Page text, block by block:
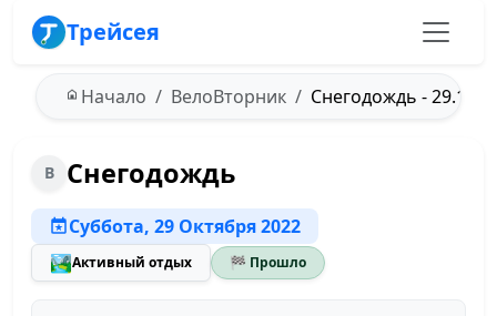
Трейсея
Начало ВелоВторник Снегодождь -
В Снегодождь
Суббота, 29 Октября 2022
🏞️Активный отдых 🏁 Прошло